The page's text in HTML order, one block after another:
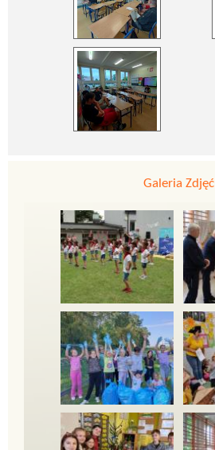
Galeria Zdjęć